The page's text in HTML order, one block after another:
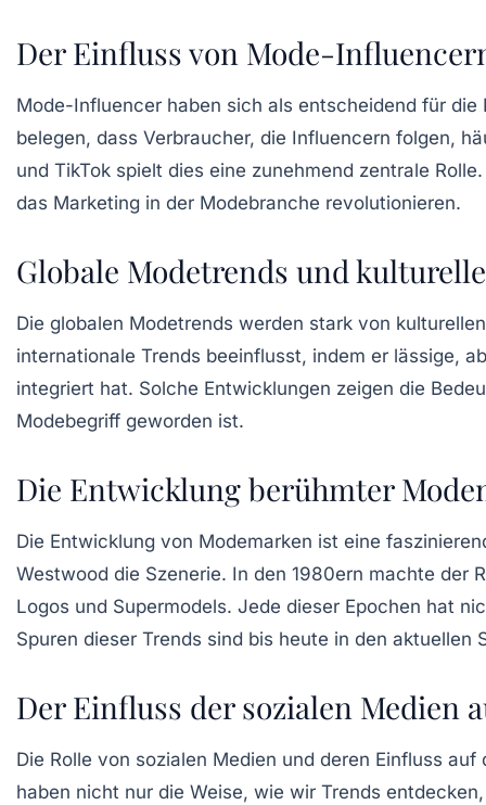
Der Einfluss von Mode-
Mode-Influencer haben sich als entscheidend für die
belegen, dass Verbraucher, die Influencern folgen,
und TikTok spielt dies eine zunehmend zentrale
das Marketing in der Modebranche revolutionieren.
Globale Modetrends und
Die globalen Modetrends werden stark von
internationale Trends beeinflusst, indem er lässige,
integriert hat. Solche Entwicklungen zeigen die
Modebegriff geworden ist.
Die Entwicklung berühmter
Die Entwicklung von Modemarken ist eine
Westwood die Szenerie. In den 1980ern machte der
Logos und Supermodels. Jede dieser Epochen hat
Spuren dieser Trends sind bis heute in den aktuellen
Der Einfluss der sozialen Medien
Die Rolle von sozialen Medien und deren Einfluss
haben nicht nur die Weise, wie wir Trends